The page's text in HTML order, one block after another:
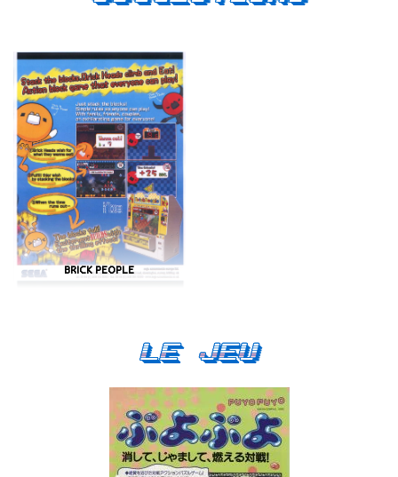
Le Jeu
BRICK PEOPLE